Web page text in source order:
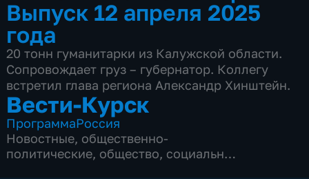
Выпуск 12 апреля 2025
года
20 тонн гуманитарки из Калужской области.
Сопровождает груз – губернатор. Коллегу
встретил глава региона Александр Хинштейн.
Вести-Курск
ПрограммаРоссия
Новостные, общественно-
политические, общество, социально-